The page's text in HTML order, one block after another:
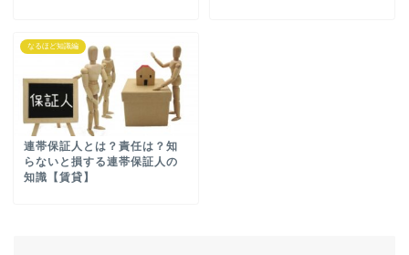
なるほど知識編
連帯保証人とは？責任は？知
らないと損する連帯保証人の
知識【賃貸】